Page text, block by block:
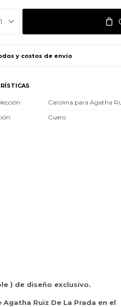
1
y costos de envío
Carolina para Agatha
Cuero
) de diseño exclusivo.
Ruiz De La Prada en el